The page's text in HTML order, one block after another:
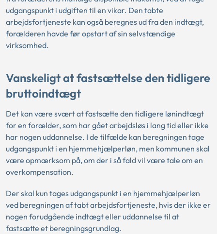
udgangspunkt i udgiften til en vikar. Den tabte
arbejdsfortjeneste kan også beregnes ud fra den indtægt,
forælderen havde før opstart af sin selvstændige
virksomhed.
Vanskeligt at fastsættelse den tidligere
bruttoindtægt
Det kan være svært at fastsætte den tidligere lønindtægt
for en forælder, som har gået arbejdsløs i lang tid eller ikke
har nogen uddannelse. I de tilfælde kan beregningen tage
udgangspunkt i en hjemmehjælperløn, men kommunen skal
være opmærksom på, om der i så fald vil være tale om en
overkompensation.
Der skal kun tages udgangspunkt i en hjemmehjælperløn
ved beregningen af tabt arbejdsfortjeneste, hvis der ikke er
nogen forudgående indtægt eller uddannelse til at
fastsætte et beregningsgrundlag.